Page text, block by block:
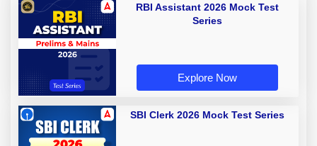
RBI Assistant 2026 Mock Test
Series
Explore Now
SBI Clerk 2026 Mock Test Series